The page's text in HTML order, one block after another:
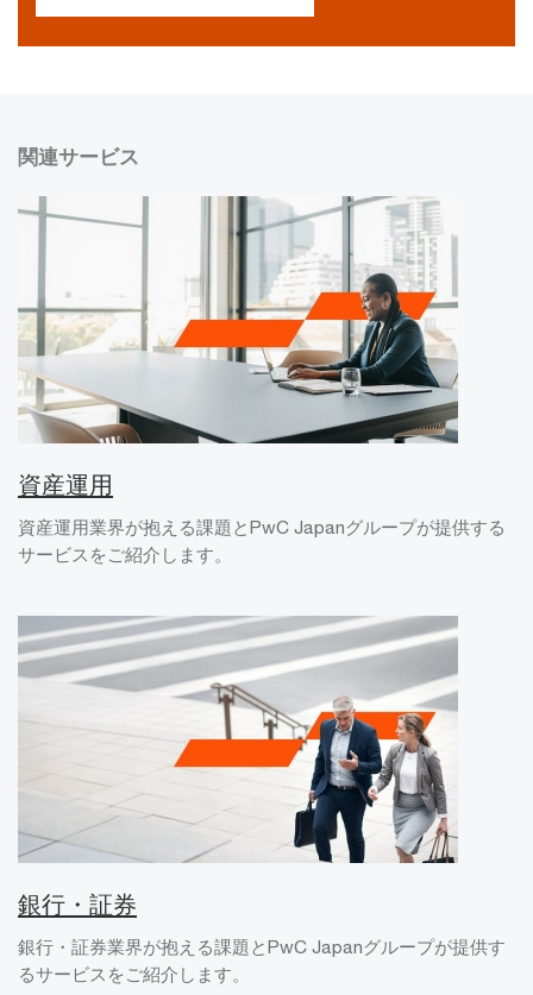
関連サービス
資産運用
資産運用業界が抱える課題とPwC Japanグループが提供する
サービスをご紹介します。
銀行・証券
銀行・証券業界が抱える課題とPwC Japanグループが提供す
るサービスをご紹介します。